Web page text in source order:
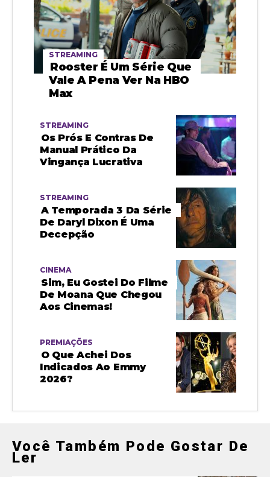
STREAMING
Rooster É Um Série Que
Vale A Pena Ver Na HBO
Max
STREAMING
Os Prós E Contras De
Manual Prático Da
Vingança Lucrativa
STREAMING
A Temporada 3 Da Série
De Daryl Dixon É Uma
Decepção
CINEMA
Sim, Eu Gostei Do Filme
De Moana Que Chegou
Aos Cinemas!
PREMIAÇÕES
O Que Achei Dos
Indicados Ao Emmy
2026?
Você Também Pode Gostar De
Ler